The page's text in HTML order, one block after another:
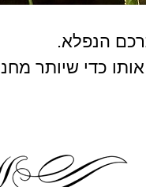
הנפלא.
כדי שיותר